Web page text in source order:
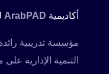
أكاديمية ArabPAD
التنمية الإدارية